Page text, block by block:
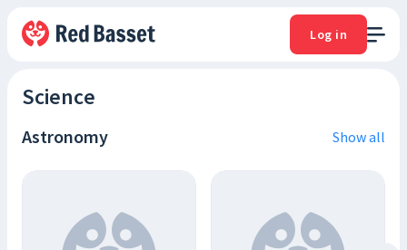
Log in
Science
Astronomy Show all